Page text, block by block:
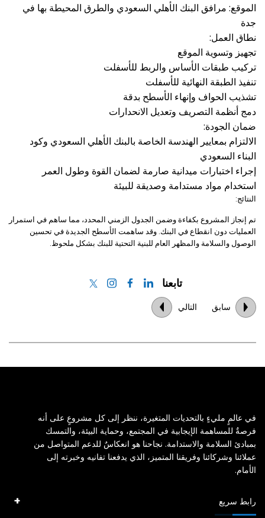
الموقع: مرافق البنك الأهلي السعودي والطرق المحيطة بها في
جدة
نطاق العمل:
تجهيز وتسوية الموقع
تركيب طبقات الأساس والربط للأسفلت
تنفيذ الطبقة النهائية للأسفلت
تشذيب الحواف وإنهاء الأسطح بدقة
دمج أنظمة التصريف وتعديل الانحدارات
ضمان الجودة:
الالتزام بمعايير الهندسة الخاصة بالبنك الأهلي السعودي وكود
البناء السعودي
إجراء اختبارات ميدانية صارمة لضمان القوة وطول العمر
استخدام مواد مستدامة وصديقة للبيئة
النتائج:
تم إنجاز المشروع بكفاءة وضمن الجدول الزمني المحدد، مما ساهم في استمرار
العمليات دون انقطاع في البنك. وقد ساهمت الأسطح الجديدة في تحسين
الوصول والسلامة والمظهر العام للبنية التحتية للبنك بشكل ملحوظ.
تابعنا
سابق التالي
في عالمٍ مليءٍ بالتحديات المتغيرة، ننظر إلى كل مشروعٍ على أنه
فرصةٌ للمساهمة الإيجابية في المجتمع، وحماية البيئة، والتمسك
بمبادئ السلامة والاستدامة. نجاحنا هو انعكاسٌ للدعم المتواصل من
عملائنا وشركائنا وفريقنا المتميز، الذي يدفعنا تفانيه وخبرته إلى
الأمام.
رابط سريع